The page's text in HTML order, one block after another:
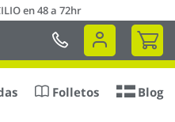
en 48 a 72hr
Mi
Folletos Blog